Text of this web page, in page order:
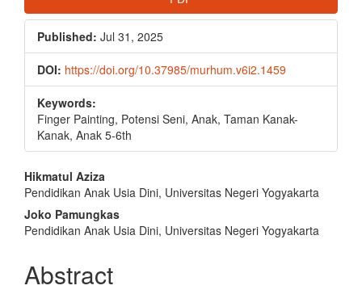
Published: Jul 31, 2025
DOI: https://doi.org/10.37985/murhum.v6i2.1459
Keywords:
Finger Painting, Potensi Seni, Anak, Taman Kanak-
Kanak, Anak 5-6th
Main
Article
Content
Hikmatul Aziza
Pendidikan Anak Usia Dini, Universitas Negeri Yogyakarta
Joko Pamungkas
Pendidikan Anak Usia Dini, Universitas Negeri Yogyakarta
Abstract